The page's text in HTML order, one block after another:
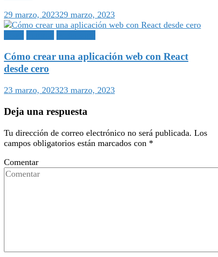
29 marzo, 202329 marzo, 2023
Cómo crear una aplicación web con React
desde cero
23 marzo, 202323 marzo, 2023
Deja una respuesta
Tu dirección de correo electrónico no será publicada. Los
campos obligatorios están marcados con *
Comentar